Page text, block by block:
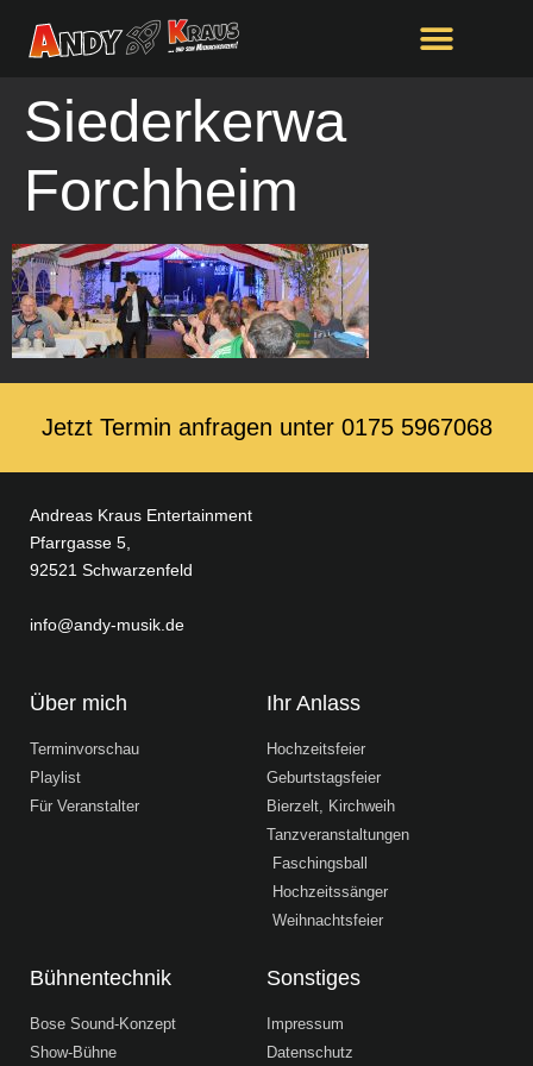
springen
Siederkerwa
Forchheim
Jetzt Termin anfragen unter ‭0175 5967068‬
Andreas Kraus Entertainment
Pfarrgasse 5,
92521 Schwarzenfeld
info@andy-musik.de
Über mich
Terminvorschau
Playlist
Für Veranstalter
Ihr Anlass
Hochzeitsfeier
Geburtstagsfeier
Bierzelt, Kirchweih
Tanzveranstaltungen
Faschingsball
Hochzeitssänger
Weihnachtsfeier
Bühnentechnik
Bose Sound-Konzept
Show-Bühne
Sonstiges
Impressum
Datenschutz